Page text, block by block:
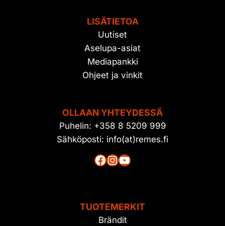
LISÄTIETOA
Uutiset
Aselupa-asiat
Mediapankki
Ohjeet ja vinkit
OLLAAN YHTEYDESSÄ
Puhelin: +358 8 5209 999
Sähköposti: info(at)remes.fi
Facebook
Instagram
YouTube
TUOTEMERKIT
Brändit